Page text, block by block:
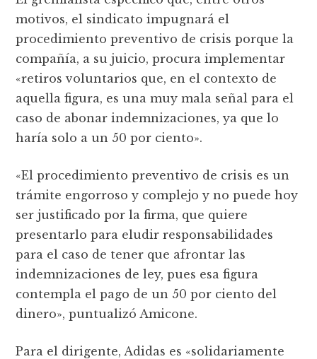
motivos, el sindicato impugnará el
procedimiento preventivo de crisis porque la
compañía, a su juicio, procura implementar
«retiros voluntarios que, en el contexto de
aquella figura, es una muy mala señal para el
caso de abonar indemnizaciones, ya que lo
haría solo a un 50 por ciento».
«El procedimiento preventivo de crisis es un
trámite engorroso y complejo y no puede hoy
ser justificado por la firma, que quiere
presentarlo para eludir responsabilidades
para el caso de tener que afrontar las
indemnizaciones de ley, pues esa figura
contempla el pago de un 50 por ciento del
dinero», puntualizó Amicone.
Para el dirigente, Adidas es «solidariamente